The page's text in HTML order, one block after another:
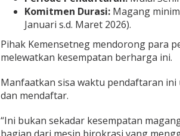
Komitmen Durasi: Magang
Januari s.d. Maret 2026).
Pihak Kemensetneg mendorong para
melewatkan kesempatan berharga ini.
Manfaatkan sisa waktu pendaftaran
dan mendaftar.
“Ini bukan sekadar kesempatan